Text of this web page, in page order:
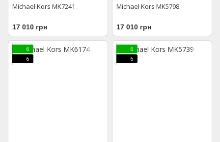
Michael Kors MK7241
17 010 грн
Michael Kors MK5798
17 010 грн
6
6
6
6